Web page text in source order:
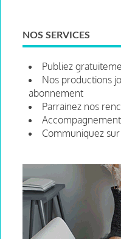
NOS SERVICES
Publiez
Nos productions
abonnement
Parrainez nos
Communiquez